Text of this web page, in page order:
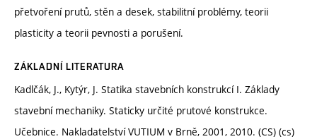
přetvoření prutů, stěn a desek, stabilitní problémy, teorii
plasticity a teorii pevnosti a porušení.
ZÁKLADNÍ LITERATURA
Kadlčák, J., Kytýr, J. Statika stavebních konstrukcí I. Základy
stavební mechaniky. Staticky určité prutové konstrukce.
Učebnice. Nakladatelství VUTIUM v Brně, 2001, 2010. (CS) (cs)